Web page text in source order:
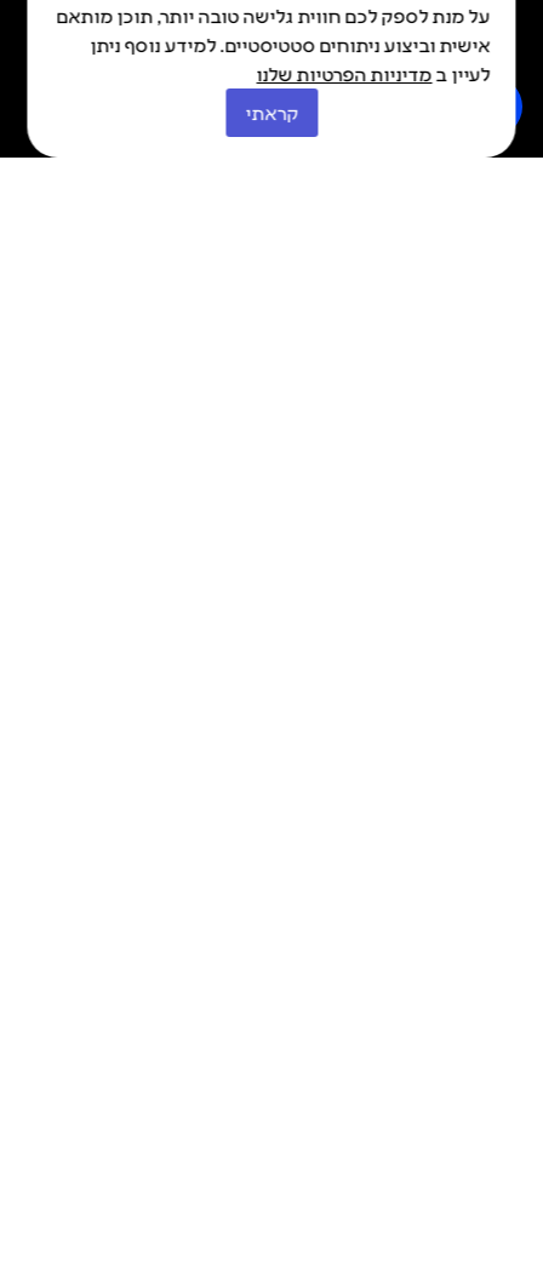
Made By Kadabra
כל הזכויות שמורות © איה 2026
על מנת לספק לכם חווית גלישה טובה יותר, תוכן מותאם
אישית וביצוע ניתוחים סטטיסטיים. למידע נוסף ניתן
לעיין במדיניות הפרטיות שלנו
קראתי